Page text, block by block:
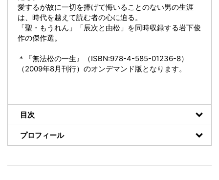
愛するが故に一切を捧げて悔いることのない男の生涯
は、時代を越えて読む者の心に迫る。
「聖・もうれん」「辰次と由松」を同時収録する岩下俊
作の傑作選。
＊『無法松の一生』（ISBN:978-4-585-01236-8）
（2009年8月刊行）のオンデマンド版となります。
目次
プロフィール